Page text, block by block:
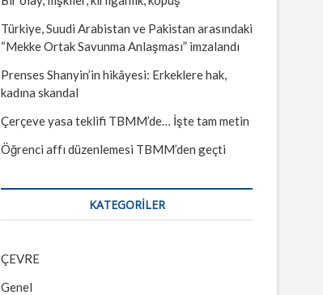
Türkiye, Suudi Arabistan ve Pakistan arasındaki
“Mekke Ortak Savunma Anlaşması” imzalandı
Prenses Shanyin’in hikâyesi: Erkeklere hak,
kadına skandal
Çerçeve yasa teklifi TBMM’de… İşte tam metin
Öğrenci affı düzenlemesi TBMM’den geçti
KATEGORILER
ÇEVRE
Genel